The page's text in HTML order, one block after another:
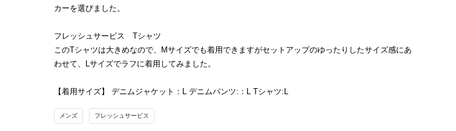
カーを選びました。
フレッシュサービス Tシャツ
このTシャツは大きめなので、Mサイズでも着用できますがセットアップのゆったりしたサイズ感にあ
わせて、Lサイズでラフに着用してみました。
【着用サイズ】 デニムジャケット：L デニムパンツ:：L Tシャツ:L
メンズ フレッシュサービス